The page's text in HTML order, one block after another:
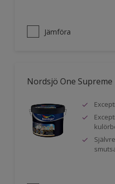
Jämföra
Nordsjö One Supreme